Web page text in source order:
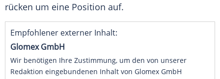
rücken um eine Position auf.
Empfohlener externer Inhalt:
Glomex GmbH
Wir benötigen Ihre Zustimmung, um den von unserer
Redaktion eingebundenen Inhalt von Glomex GmbH